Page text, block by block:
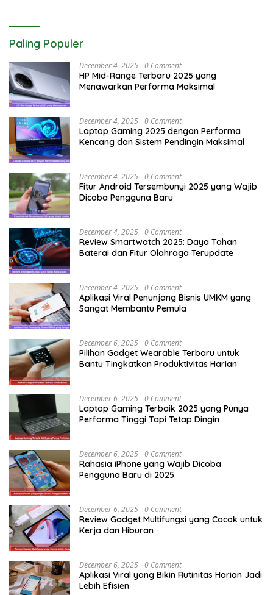
Paling Populer
December 4, 2025 0 Comment
HP Mid-Range Terbaru 2025 yang
Menawarkan Performa Maksimal
December 4, 2025 0 Comment
Laptop Gaming 2025 dengan Performa
Kencang dan Sistem Pendingin Maksimal
December 4, 2025 0 Comment
Fitur Android Tersembunyi 2025 yang Wajib
Dicoba Pengguna Baru
December 4, 2025 0 Comment
Review Smartwatch 2025: Daya Tahan
Baterai dan Fitur Olahraga Terupdate
December 4, 2025 0 Comment
Aplikasi Viral Penunjang Bisnis UMKM yang
Sangat Membantu Pemula
December 6, 2025 0 Comment
Pilihan Gadget Wearable Terbaru untuk
Bantu Tingkatkan Produktivitas Harian
December 6, 2025 0 Comment
Laptop Gaming Terbaik 2025 yang Punya
Performa Tinggi Tapi Tetap Dingin
December 6, 2025 0 Comment
Rahasia iPhone yang Wajib Dicoba
Pengguna Baru di 2025
December 6, 2025 0 Comment
Review Gadget Multifungsi yang Cocok untuk
Kerja dan Hiburan
December 6, 2025 0 Comment
Aplikasi Viral yang Bikin Rutinitas Harian Jadi
Lebih Efisien